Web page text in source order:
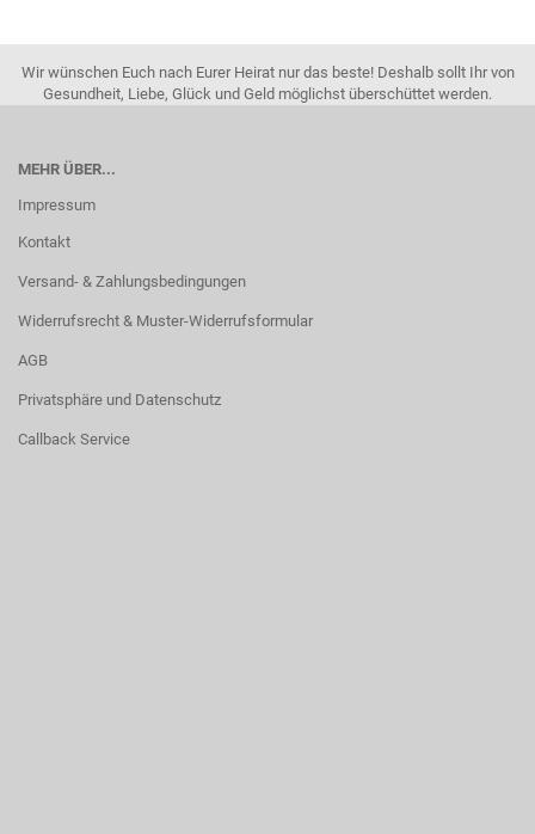
Wir wünschen Euch nach Eurer Heirat nur das beste! Deshalb sollt Ihr von
Gesundheit, Liebe, Glück und Geld möglichst überschüttet werden.
MEHR ÜBER...
Impressum
Kontakt
Versand- & Zahlungsbedingungen
Widerrufsrecht & Muster-Widerrufsformular
AGB
Privatsphäre und Datenschutz
Callback Service